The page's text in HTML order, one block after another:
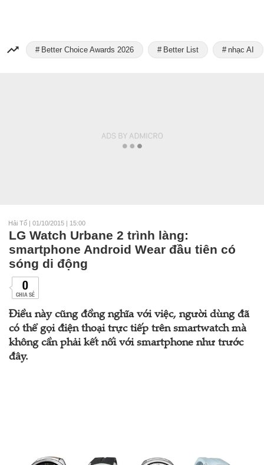
Better Choice Awards 2026 Better List nhạc AI
Hải Tố | 01/10/2015 | 15:00
LG Watch Urbane 2 trình làng:
smartphone Android Wear đầu tiên có
sóng di động
0
CHIA SẺ
Điều này cũng đồng nghĩa với việc, người dùng đã
có thể gọi điện thoại trực tiếp trên smartwatch mà
không cần phải kết nối với smartphone như trước
đây.